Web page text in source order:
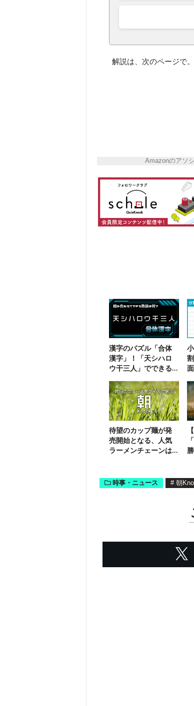
解説は、次のページで。
Amazonのアソ
漢字のパズル「合体
漢字」！「天シハロ
ウ干三人」でできる
待望のカップ麺が発
売開始となる、人気
ラーメンチェーンは
時事・ニュース # 朝